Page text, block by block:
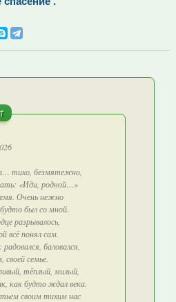
↑
тихо, безмятежно,
«Иди, родной…»
Очень нежно
был со мной.
разрывалось,
всё понял сам.
баловался,
семье.
тёплый, милый,
как будто ждал века.
своим тихим нас